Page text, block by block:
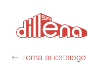
← Torna al catalogo